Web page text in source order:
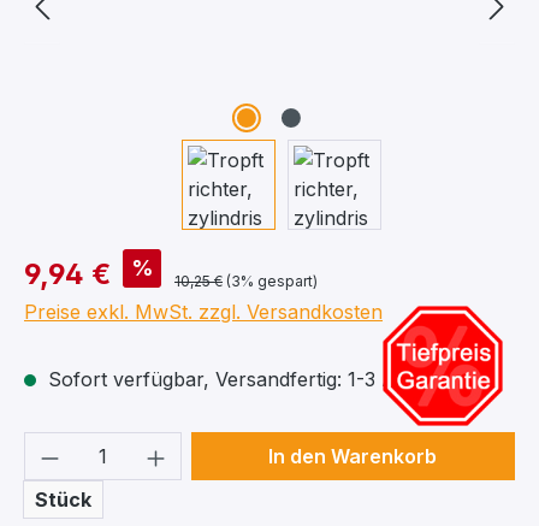
9,94 € %
10,25 € (3% gespart)
Preise exkl. MwSt. zzgl. Versandkosten
Sofort verfügbar, Versandfertig: 1-3 Arbeitstage
Produkt Anzahl: Gib den
Stück
In den Warenkorb